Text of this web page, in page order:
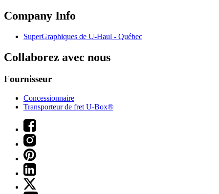
Company Info
SuperGraphiques de U-Haul - Québec
Collaborez avec nous
Fournisseur
Concessionnaire
Transporteur de fret U-Box®